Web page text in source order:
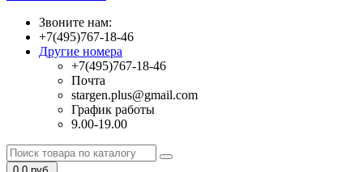
Звоните нам:
+7(495)767-18-46
Другие номера
+7(495)767-18-46
Почта
stargen.plus@gmail.com
График работы
9.00-19.00